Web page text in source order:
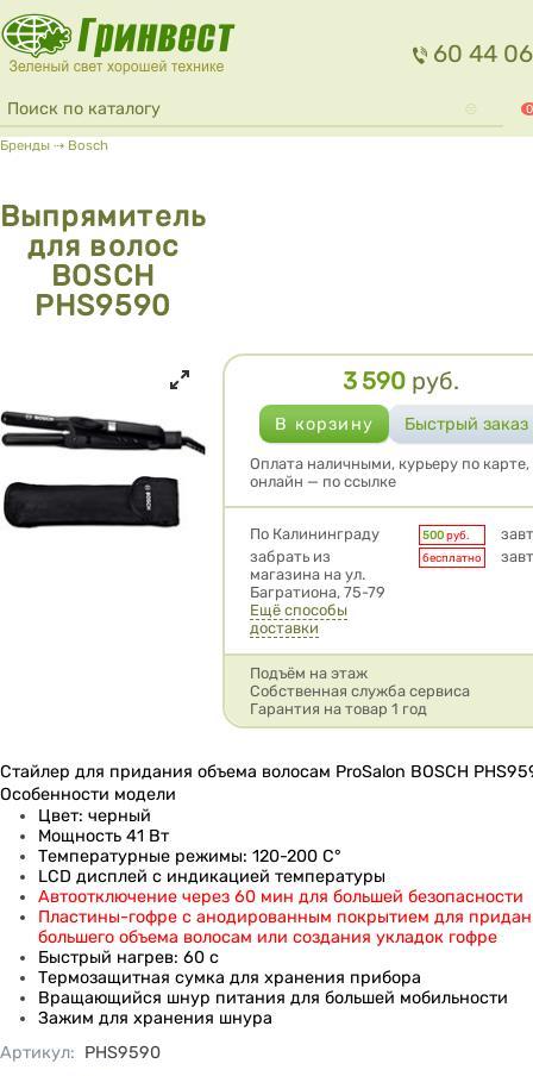
Перейти к основному содержанию
60 44 06
Форма поиска
Поиск 0
Вы здесь
Бренды ⇢ Bosch
Выпрямитель
для волос
BOSCH
PHS9590
Цена
3 590 руб.
Оплата наличными, курьеру по карте,
онлайн — по ссылке
Условия доставки
По Калининграду 500руб.
забрать из
магазина на ул.
Багратиона, 75-79
бесплатно
Ещё способы
доставки
Подъём на этаж
Собственная служба сервиса
Гарантия на товар 1 год
Стайлер для придания объема волосам ProSalon BOSCH
Особенности модели
Цвет: черный
Мощность 41 Вт
Температурные режимы: 120-200 C°
LCD дисплей с индикацией температуры
Автоотключение через 60 мин для большей безопасности
Пластины-гофре с анодированным покрытием для
большего объема волосам или создания укладок гофре
Быстрый нагрев: 60 с
Термозащитная сумка для хранения прибора
Вращающийся шнур питания для большей мобильности
Зажим для хранения шнура
Артикул: PHS9590